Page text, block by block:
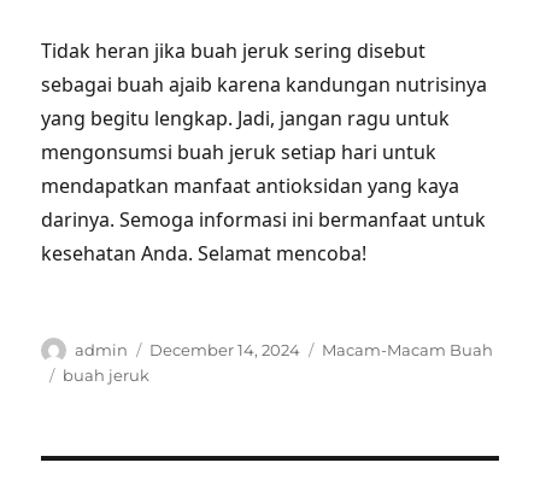
Tidak heran jika buah jeruk sering disebut
sebagai buah ajaib karena kandungan nutrisinya
yang begitu lengkap. Jadi, jangan ragu untuk
mengonsumsi buah jeruk setiap hari untuk
mendapatkan manfaat antioksidan yang kaya
darinya. Semoga informasi ini bermanfaat untuk
kesehatan Anda. Selamat mencoba!
Author
admin
Posted
December 14, 2024 Categories
Macam-Macam Buah
Tags
buah jeruk